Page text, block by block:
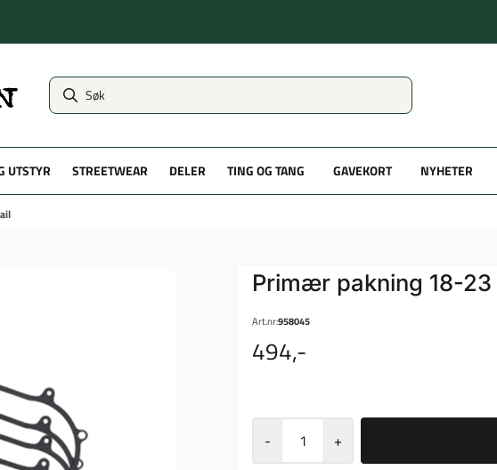
UTSTYR STREETWEAR DELER TING OG TANG GAVEKORT NYHETER
Primær pakning 18-23
Art.nr:958045
494,-
- +